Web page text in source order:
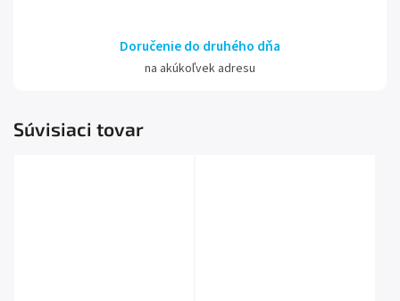
Doručenie do druhého dňa
na akúkoľvek adresu
Súvisiaci tovar